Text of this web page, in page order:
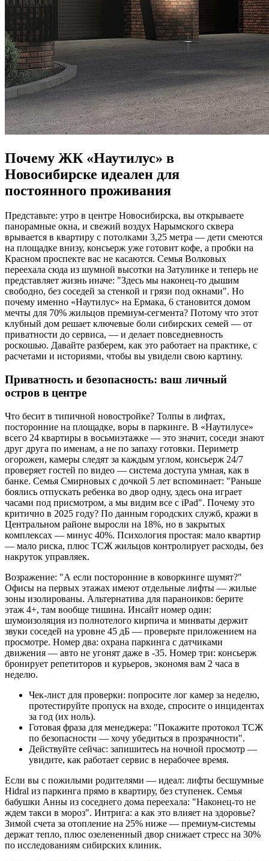
Почему ЖК «Наутилус» в
Новосибирске идеален для
постоянного проживания
Представьте: утро в центре Новосибирска, вы открываете
панорамные окна, и свежий воздух Нарымского сквера
врывается в квартиру с потолками 3,25 метра — дети смеются
на площадке внизу, консьерж уже готовит кофе, а пробки на
Красном проспекте вас не касаются. Семья Волковых
переехала сюда из шумной высотки на Затулинке и теперь не
представляет жизнь иначе: "Здесь мы наконец-то дышим
свободно, без соседей за стенкой и грязи под окнами". Но
почему именно «Наутилус» на Ермака, 6 становится домом
мечты для 70% жильцов премиум-сегмента? Потому что этот
клубный дом решает ключевые боли сибирских семей — от
приватности до сервиса, — и делает повседневность
роскошью. Давайте разберем, как это работает на практике, с
расчетами и историями, чтобы вы увидели свою картину.
Приватность и безопасность: ваш личный
остров в центре
Что бесит в типичной новостройке? Толпы в лифтах,
посторонние на площадке, воры в паркинге. В «Наутилусе»
всего 24 квартиры в восьмиэтажке — это значит, соседи знают
друг друга по именам, а не по запаху готовки. Периметр
огорожен, камеры следят за каждым углом, консьерж 24/7
проверяет гостей по видео — система доступа умная, как в
банке. Семья Смирновых с дочкой 5 лет вспоминает: "Раньше
боялись отпускать ребенка во двор одну, здесь она играет
часами под присмотром, а мы видим все с iPad". Почему это
критично в 2025 году? По данным городских служб, кражи в
Центральном районе выросли на 18%, но в закрытых
комплексах — минус 40%. Психология простая: мало квартир
— мало риска, плюс ТСЖ жильцов контролирует расходы, без
накруток управляек.
Возражение: "А если посторонние в коворкинге шумят?"
Офисы на первых этажах имеют отдельные лифты — жилые
зоны изолированы. Альтернатива для параноиков: берите
этаж 4+, там вообще тишина. Инсайт номер один:
шумоизоляция из полнотелого кирпича и минваты держит
звуки соседей на уровне 45 дБ — проверьте приложением на
просмотре. Номер два: охрана паркинга с датчиками
движения — авто не угонят даже в -35. Номер три: консьерж
бронирует репетиторов и курьеров, экономя вам 2 часа в
неделю.
Чек-лист для проверки: попросите лог камер за неделю,
протестируйте пропуск на входе, спросите о инцидентах
за год (их ноль).
Готовая фраза для менеджера: "Покажите протокол ТСЖ
по безопасности — хочу убедиться в прозрачности".
Действуйте сейчас: запишитесь на ночной просмотр —
увидите, как работает сервис в нерабочее время.
Если вы с пожилыми родителями — идеал: лифты бесшумные
Hidral из паркинга прямо в квартиру, без ступенек. Семья
бабушки Анны из соседнего дома переехала: "Наконец-то не
ждем такси в мороз". Интрига: а как это влияет на здоровье?
Зимой счета за отопление на 25% ниже — премиум-системы
держат тепло, плюс озелененный двор снижает стресс на 30%
по исследованиям сибирских клиник.